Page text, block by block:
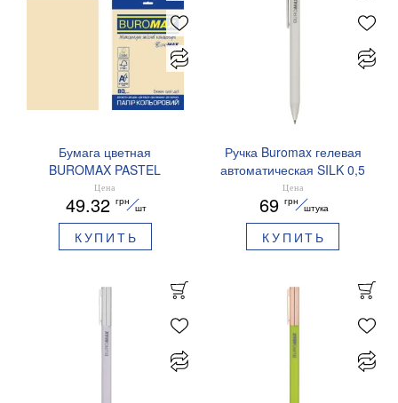
Бумага цветная
BUROMAX PASTEL
EUROMAX 20 арк А4 80 г/
мс BM.2721220E-08
Цена
49.32 грн
шт
КУПИТЬ
Ручка Buromax гелевая
автоматическая SILK 0,5
мм синие чернила
BM.83100
Цена
69 грн
штука
КУПИТЬ